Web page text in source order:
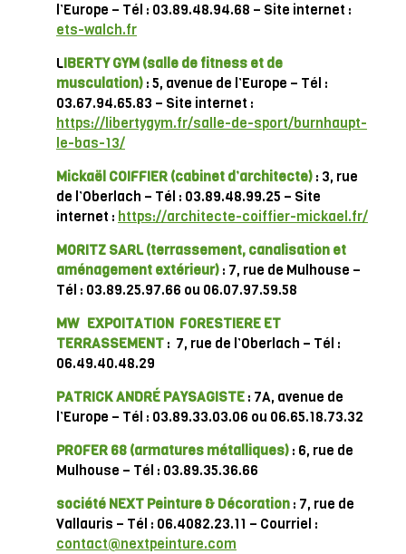
l’Europe – Tél : 03.89.48.94.68 – Site internet :
ets-walch.fr
LIBERTY GYM (salle de fitness et de
musculation) : 5, avenue de l’Europe – Tél :
03.67.94.65.83 – Site internet :
https://libertygym.fr/salle-de-sport/burnhaupt-
le-bas-13/
Mickaël COIFFIER (cabinet d’architecte) : 3, rue
de l’Oberlach – Tél : 03.89.48.99.25 – Site
internet : https://architecte-coiffier-mickael.fr/
MORITZ SARL (terrassement, canalisation et
aménagement extérieur) : 7, rue de Mulhouse –
Tél : 03.89.25.97.66 ou 06.07.97.59.58
MW EXPOITATION FORESTIERE ET
TERRASSEMENT : 7, rue de l’Oberlach – Tél :
06.49.40.48.29
PATRICK ANDRÉ PAYSAGISTE : 7A, avenue de
l’Europe – Tél : 03.89.33.03.06 ou 06.65.18.73.32
PROFER 68 (armatures métalliques) : 6, rue de
Mulhouse – Tél : 03.89.35.36.66
société NEXT Peinture & Décoration : 7, rue de
Vallauris – Tél : 06.4082.23.11 – Courriel :
contact@nextpeinture.com